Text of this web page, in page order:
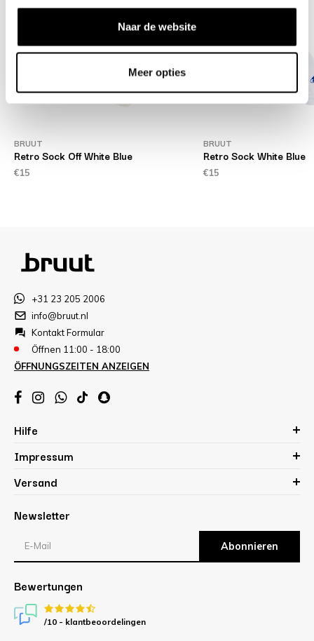
Naar de website
Meer opties
BRUUT
Retro Sock Off White Blue
€15
BRUUT
Retro Sock White Blue
€15
+31 23 205 2006
info@bruut.nl
Kontakt Formular
Öffnen 11:00 - 18:00
ÖFFNUNGSZEITEN ANZEIGEN
Hilfe
Impressum
Versand
Newsletter
Abonnieren
Bewertungen
/10 - klantbeoordelingen